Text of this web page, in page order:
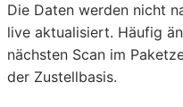
Die Daten werden nicht
live aktualisiert. Häufig
nächsten Scan im
der Zustellbasis.